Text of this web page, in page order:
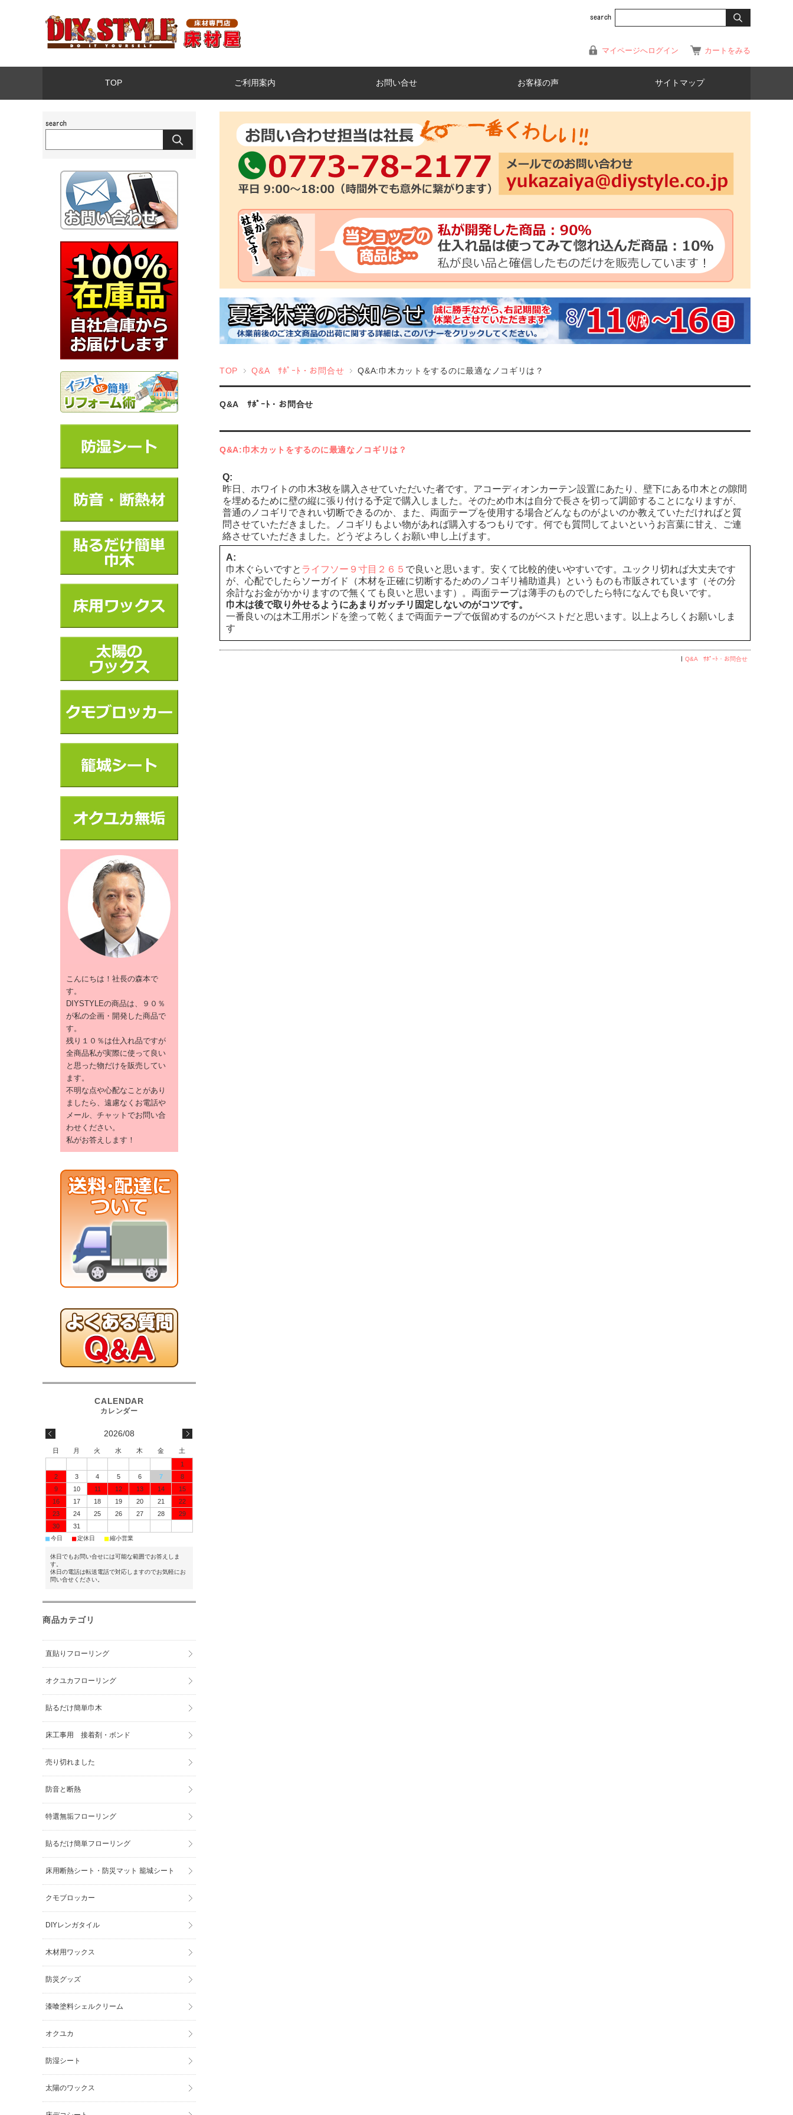
マイページへログイン カートをみる
TOP ご利用案内 お問い合せ お客様の声 サイトマップ
TOP Q&A ｻﾎﾟｰﾄ・お問合せ Q&A:巾木カットをするのに最適なノコギリは？
Q&A ｻﾎﾟｰﾄ・お問合せ
Q&A:巾木カットをするのに最適なノコギリは？
Q:
昨日、ホワイトの巾木3枚を購入させていただいた者です。アコーディオンカーテン設置にあたり、壁下にある巾木との隙間
を埋めるために壁の縦に張り付ける予定で購入しました。そのため巾木は自分で長さを切って調節することになりますが、
普通のノコギリできれい切断できるのか、また、両面テープを使用する場合どんなものがよいのか教えていただければと質
問させていただきました。ノコギリもよい物があれば購入するつもりです。何でも質問してよいというお言葉に甘え、ご連
絡させていただきました。どうぞよろしくお願い申し上げます。
A:
巾木ぐらいですと ライフソー９寸目２６５ で良いと思います。安くて比較的使いやすいです。ユックリ切れば大丈夫です
が、心配でしたらソーガイド（木材を正確に切断するためのノコギリ補助道具）というものも市販されています（その分
余計なお金がかかりますので無くても良いと思います）。両面テープは薄手のものでしたら特になんでも良いです。
巾木は後で取り外せるようにあまりガッチリ固定しないのがコツです。
一番良いのは木工用ボンドを塗って乾くまで両面テープで仮留めするのがベストだと思います。以上よろしくお願いしま
す
Q&A ｻﾎﾟｰﾄ・お問合せ
こんにちは！社長の森本で
す。
DIYSTYLEの商品は、９０％
が私の企画・開発した商品で
す。
残り１０％は仕入れ品ですが
全商品私が実際に使って良い
と思った物だけを販売してい
ます。
不明な点や心配なことがあり
ましたら、遠慮なくお電話や
メール、チャットでお問い合
わせください。
私がお答えします！
2026/08
日 月 火 水 木 金
土
1
2
3 4 5 6 7
8
9
10 11 12 13 14
15
16
17 18 19 20 21
22
23
24 25 26 27 28
29
30
31
■今日 ■定休日 ■縮小営業
休日でもお問い合せには可能な範囲でお答えしま
す。
休日の電話は転送電話で対応しますのでお気軽にお
問い合せください。
商品カテゴリ
直貼りフローリング
オクユカフローリング
貼るだけ簡単巾木
床工事用 接着剤・ボンド
売り切れました
防音と断熱
特選無垢フローリング
貼るだけ簡単フローリング
床用断熱シート・防災マット 籠城シート
クモブロッカー
DIYレンガタイル
木材用ワックス
防災グッズ
漆喰塗料シェルクリーム
オクユカ
防湿シート
太陽のワックス